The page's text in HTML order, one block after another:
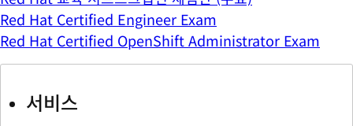
Red Hat Certified Engineer Exam
Red Hat Certified OpenShift Administrator Exam
서비스